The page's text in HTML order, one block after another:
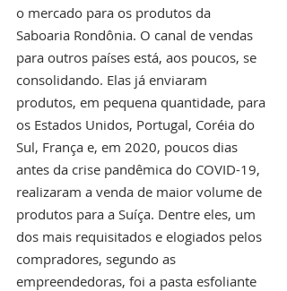
o mercado para os produtos da
Saboaria Rondônia. O canal de vendas
para outros países está, aos poucos, se
consolidando. Elas já enviaram
produtos, em pequena quantidade, para
os Estados Unidos, Portugal, Coréia do
Sul, França e, em 2020, poucos dias
antes da crise pandêmica do COVID-19,
realizaram a venda de maior volume de
produtos para a Suíça. Dentre eles, um
dos mais requisitados e elogiados pelos
compradores, segundo as
empreendedoras, foi a pasta esfoliante